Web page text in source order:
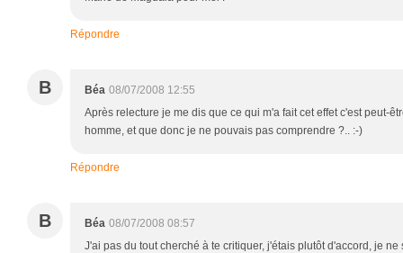
Répondre
B Béa 08/07/2008 12:55
Après relecture je me dis que ce qui m'a fait cet effet c'est peut-
homme, et que donc je ne pouvais pas comprendre ?.. :-)
Répondre
B Béa 08/07/2008 08:57
J'ai pas du tout cherché à te critiquer, j'étais plutôt d'accord, je